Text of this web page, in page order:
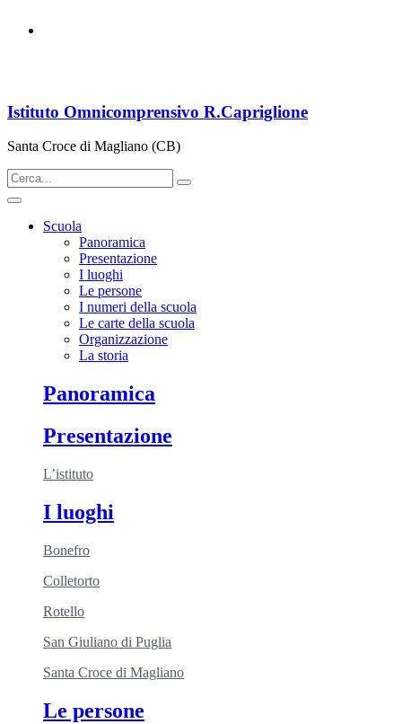
Istituto Omnicomprensivo R.Capriglione
Santa Croce di Magliano (CB)
Scuola
Panoramica
Presentazione
I luoghi
Le persone
I numeri della scuola
Le carte della scuola
Organizzazione
La storia
Panoramica
Presentazione
L’istituto
I luoghi
Bonefro
Colletorto
Rotello
San Giuliano di Puglia
Santa Croce di Magliano
Le persone